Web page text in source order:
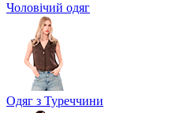
Чоловічий одяг
Одяг з Туреччини